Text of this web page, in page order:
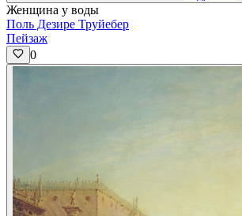
Женщина у воды
Поль Дезире Труйебер
Пейзаж
0